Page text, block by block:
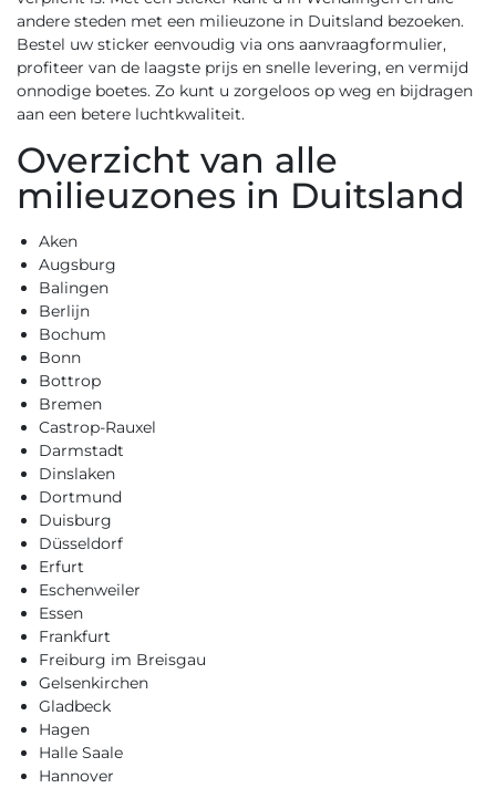
andere steden met een milieuzone in Duitsland bezoeken.
Bestel uw sticker eenvoudig via ons aanvraagformulier,
profiteer van de laagste prijs en snelle levering, en vermijd
onnodige boetes. Zo kunt u zorgeloos op weg en bijdragen
aan een betere luchtkwaliteit.
Overzicht van alle
milieuzones in Duitsland
Aken
Augsburg
Balingen
Berlijn
Bochum
Bonn
Bottrop
Bremen
Castrop-Rauxel
Darmstadt
Dinslaken
Dortmund
Duisburg
Düsseldorf
Erfurt
Eschenweiler
Essen
Frankfurt
Freiburg im Breisgau
Gelsenkirchen
Gladbeck
Hagen
Halle Saale
Hannover